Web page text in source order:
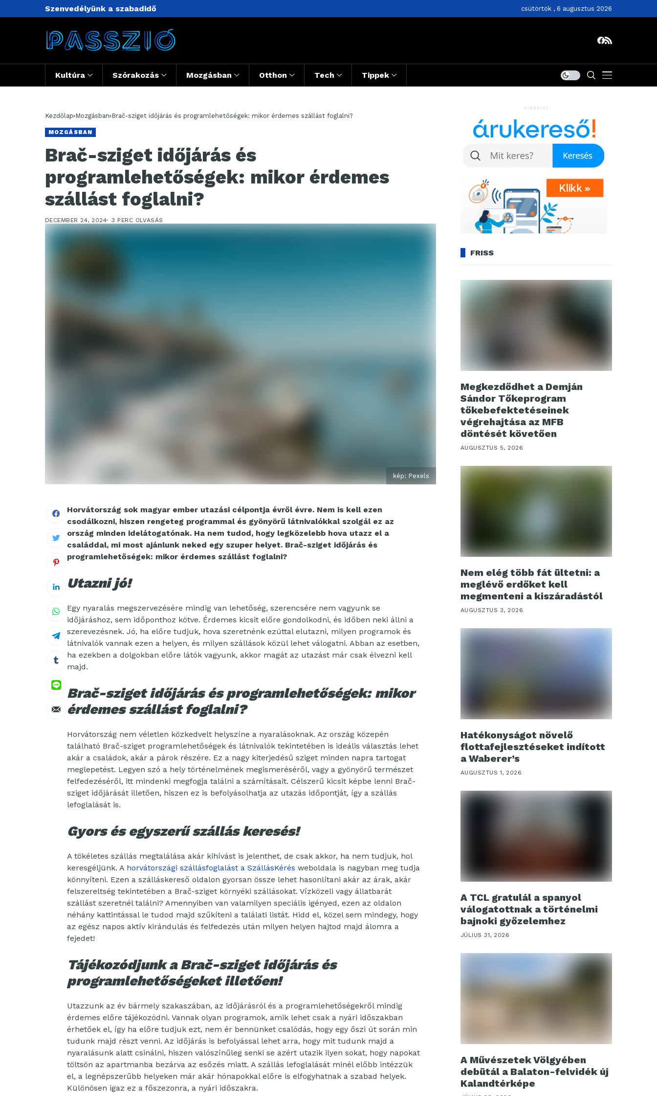
Szenvedélyünk a szabadidő csütörtök , 6 augusztus 2026
Kultúra Szórakozás Mozgásban Otthon Tech Tippek
Kezdőlap Mozgásban Brač-sziget időjárás és programlehetőségek: mikor érdemes szállást foglalni?
MOZGÁSBAN
Brač-sziget időjárás és
programlehetőségek: mikor érdemes
szállást foglalni?
DECEMBER 24, 2024 3 PERC OLVASÁS
kép: Pexels
Horvátország sok magyar ember utazási célpontja évről évre. Nem is kell ezen
csodálkozni, hiszen rengeteg programmal és gyönyörű látnivalókkal szolgál ez az
ország minden idelátogatónak. Ha nem tudod, hogy legközelebb hova utazz el a
családdal, mi most ajánlunk neked egy szuper helyet. Brač-sziget időjárás és
programlehetőségek: mikor érdemes szállást foglalni?
Utazni jó!
Egy nyaralás megszervezésére mindig van lehetőség, szerencsére nem vagyunk se
időjáráshoz, sem időponthoz kötve. Érdemes kicsit előre gondolkodni, és időben neki állni a
szerevezésnek. Jó, ha előre tudjuk, hova szeretnénk ezúttal elutazni, milyen programok és
látnivalók vannak ezen a helyen, és milyen szállások közül lehet válogatni. Abban az esetben,
ha ezekben a dolgokban előre látók vagyunk, akkor magát az utazást már csak élvezni kell
majd.
Brač-sziget időjárás és programlehetőségek: mikor
érdemes szállást foglalni?
Horvátország nem véletlen közkedvelt helyszíne a nyaralásoknak. Az ország közepén
található Brač-sziget programlehetőségek és látnivalók tekintetében is ideális választás lehet
akár a családok, akár a párok részére. Ez a nagy kiterjedésű sziget minden napra tartogat
meglepetést. Legyen szó a hely történelmének megismeréséről, vagy a gyönyörű természet
felfedezéséről, itt mindenki megfogja találni a számításait. Célszerű kicsit képbe lenni Brač-
sziget időjárását illetően, hiszen ez is befolyásolhatja az utazás időpontját, így a szállás
lefoglalását is.
Gyors és egyszerű szállás keresés!
A tökéletes szállás megtalálása akár kihívást is jelenthet, de csak akkor, ha nem tudjuk, hol
keresgéljünk. A horvátországi szállásfoglalást a SzállásKérés weboldala is nagyban meg tudja
könnyíteni. Ezen a szálláskereső oldalon gyorsan össze lehet hasonlítani akár az árak, akár
felszereltség tekintetében a Brač-sziget környéki szállásokat. Vízközeli vagy állatbarát
szállást szeretnél találni? Amennyiben van valamilyen speciális igényed, ezen az oldalon
néhány kattintással le tudod majd szűkíteni a találati listát. Hidd el, közel sem mindegy, hogy
az egész napos aktív kirándulás és felfedezés után milyen helyen hajtod majd álomra a
fejedet!
Tájékozódjunk a Brač-sziget időjárás és
programlehetőségeket illetően!
Utazzunk az év bármely szakaszában, az időjárásról és a programlehetőségekről mindig
érdemes előre tájékozódni. Vannak olyan programok, amik lehet csak a nyári időszakban
érhetőek el, így ha előre tudjuk ezt, nem ér bennünket csalódás, hogy egy őszi út során min
tudunk majd részt venni. Az időjárás is befolyással lehet arra, hogy mit tudunk majd a
nyaralásunk alatt csinálni, hiszen valószínűleg senki se azért utazik ilyen sokat, hogy napokat
töltsön az apartmanba bezárva az esőzés miatt. A szállás lefoglalását minél előbb intézzük
el, a legnépszerűbb helyeken már akár hónapokkal előre is elfogyhatnak a szabad helyek.
Különösen igaz ez a főszezonra, a nyári időszakra.
HIRDETÉS
FRISS
Megkezdődhet a Demján
Sándor Tőkeprogram
tőkebefektetéseinek
végrehajtása az MFB
döntését követően
AUGUSZTUS 5, 2026
Nem elég több fát ültetni: a
meglévő erdőket kell
megmenteni a kiszáradástól
AUGUSZTUS 3, 2026
Hatékonyságot növelő
flottafejlesztéseket indított
a Waberer’s
AUGUSZTUS 1, 2026
A TCL gratulál a spanyol
válogatottnak a történelmi
bajnoki győzelemhez
JÚLIUS 31, 2026
A Művészetek Völgyében
debütál a Balaton-felvidék új
Kalandtérképe